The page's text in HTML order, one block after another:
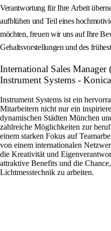
Verantwortung für Ihre Arbeit
aufblühen und Teil eines
möchten, freuen wir uns auf Ihre
Gehaltsvorstellungen und des
International Sales
Instrument Systems -
Instrument Systems ist ein
Mitarbeitern nicht nur ein
dynamischen Städten München
zahlreiche Möglichkeiten zur
einem starken Fokus auf
von einem internationalen
die Kreativität und
attraktive Benefits und die
Lichtmesstechnik zu arbeiten.